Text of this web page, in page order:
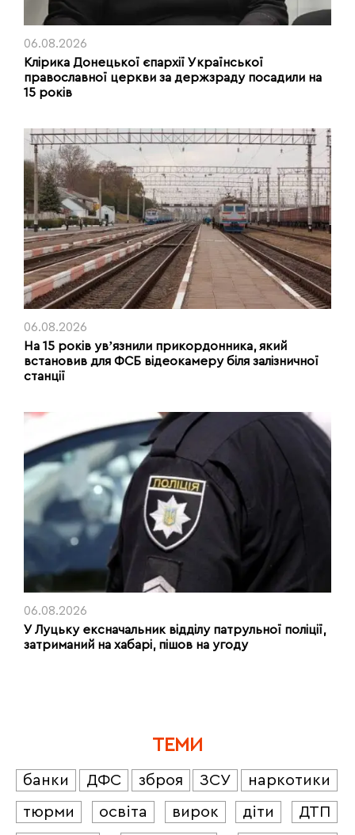
06.08.2026
Клірика Донецької єпархії Української
православної церкви за держзраду посадили на
15 років
06.08.2026
На 15 років увʼязнили прикордонника, який
встановив для ФСБ відеокамеру біля залізничної
станції
06.08.2026
У Луцьку ексначальник відділу патрульної поліції,
затриманий на хабарі, пішов на угоду
ТЕМИ
банки ДФС зброя ЗСУ
наркотики
тюрми
освіта вирок діти
ДТП